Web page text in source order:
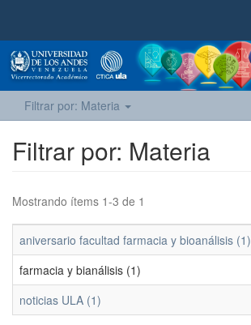
Filtrar por: Materia
Filtrar por: Materia
Mostrando ítems 1-3 de 1
aniversario facultad farmacia y bioanálisis (1)
farmacia y bianálisis (1)
noticias ULA (1)